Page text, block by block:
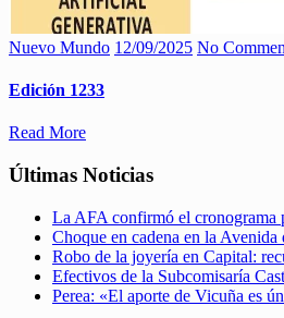
Nuevo Mundo 12/09/2025 No
Edición 1233
Read More
Últimas Noticias
La AFA confirmó el cronograma
Choque en cadena en la
Robo de la joyería en Capital:
Efectivos de la Subcomisaría
Perea: «El aporte de Vicuña es